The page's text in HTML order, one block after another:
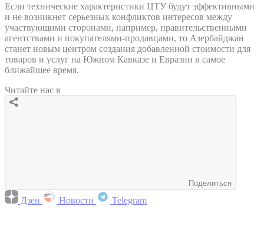
Если технические характеристики ЦТУ будут эффективными
и не возникнет серьезных конфликтов интересов между
участвующими сторонами, например, правительственными
агентствами и покупателями-продавцами, то Азербайджан
станет новым центром создания добавленной стоимости для
товаров и услуг на Южном Кавказе и Евразии в самое
ближайшее время.
Читайте нас в
Поделиться
Дзен Новости Telegram